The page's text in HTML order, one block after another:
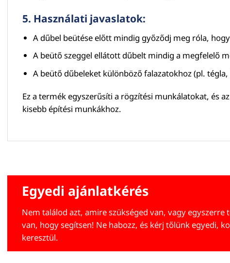
5. Használati javaslatok:
A dűbel beütése előtt mindig győződj meg róla,
A beütő szeggel ellátott dűbelt mindig a megfelelő
A beütő dűbeleket különböző falazatokhoz (pl.
Ez a termék egyszerűsíti a rögzítési munkálatokat, és
kisebb építési munkákhoz.
Egyedi ajánlatkérés
Nem találod azt, amire szükséged van, vagy
van, hogy segítsen! Ne habozz, és kérj tőlünk egyedi,
keresztül.